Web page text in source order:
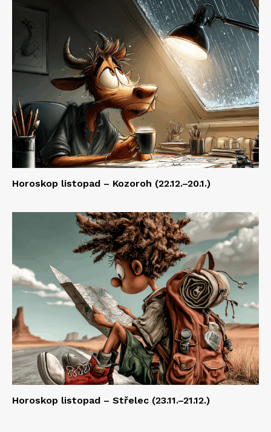
Horoskop listopad – Kozoroh (22.12.–20.1.)
Horoskop listopad – Střelec (23.11.–21.12.)